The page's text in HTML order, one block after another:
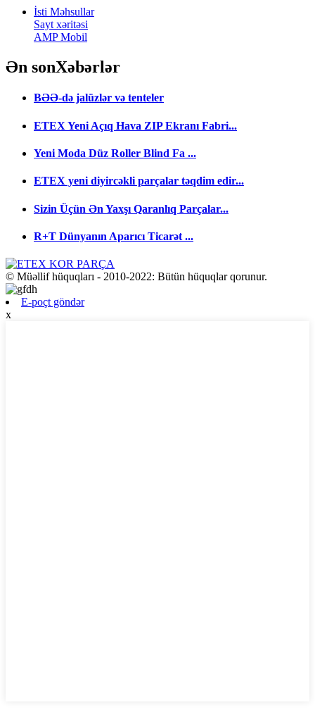
İsti Məhsullar
Sayt xəritəsi
AMP Mobil
Ən sonXəbərlər
BƏƏ-də jalüzlər və tenteler
ETEX Yeni Açıq Hava ZIP Ekranı Fabri...
Yeni Moda Düz Roller Blind Fa ...
ETEX yeni diyircəkli parçalar təqdim edir...
Sizin Üçün Ən Yaxşı Qaranlıq Parçalar...
R+T Dünyanın Aparıcı Ticarət ...
© Müəllif hüquqları - 2010-2022: Bütün hüquqlar qorunur.
E-poçt göndər
x